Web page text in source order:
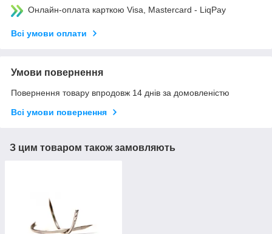
Онлайн-оплата карткою Visa, Mastercard - LiqPay
Всі умови оплати
Умови повернення
Повернення товару впродовж 14 днів за домовленістю
Всі умови повернення
З цим товаром також замовляють